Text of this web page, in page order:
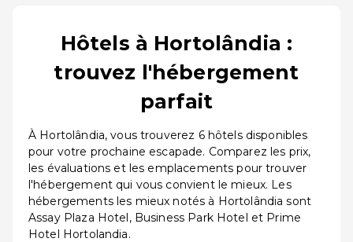
Hôtels à Hortolândia :
trouvez l'hébergement
parfait
À Hortolândia, vous trouverez 6 hôtels disponibles
pour votre prochaine escapade. Comparez les prix,
les évaluations et les emplacements pour trouver
l'hébergement qui vous convient le mieux. Les
hébergements les mieux notés à Hortolândia sont
Assay Plaza Hotel, Business Park Hotel et Prime
Hotel Hortolandia.